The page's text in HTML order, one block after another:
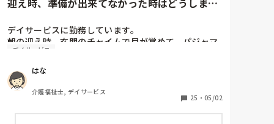
デイサービスに勤務しています。
朝の迎え時、玄関のチャイムで目が覚めて、パジャマ
のままで出てくる利用者様がいます。朝ごはんや、着
どい時は月に4～5回あります。一人暮らしで、隣に家
族様が住んでいますが、なかなか協力をしていただけ
ません。
デイサービス勤務の方、再度迎えに行ったりすること
デイサービス
はな
介護福祉士, デイサービス
25 ・ 05/02